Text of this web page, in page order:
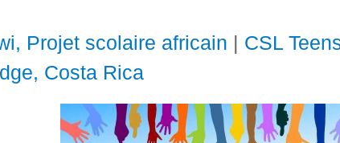
Projet scolaire africain | CSL
Costa Rica